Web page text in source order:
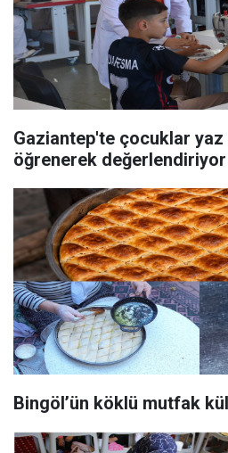
Gaziantep'te çocuklar
öğrenerek değerlendiriyor
Bingöl’ün köklü mutfak